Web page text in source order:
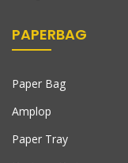
PAPERBAG
Paper Bag
Amplop
Paper Tray